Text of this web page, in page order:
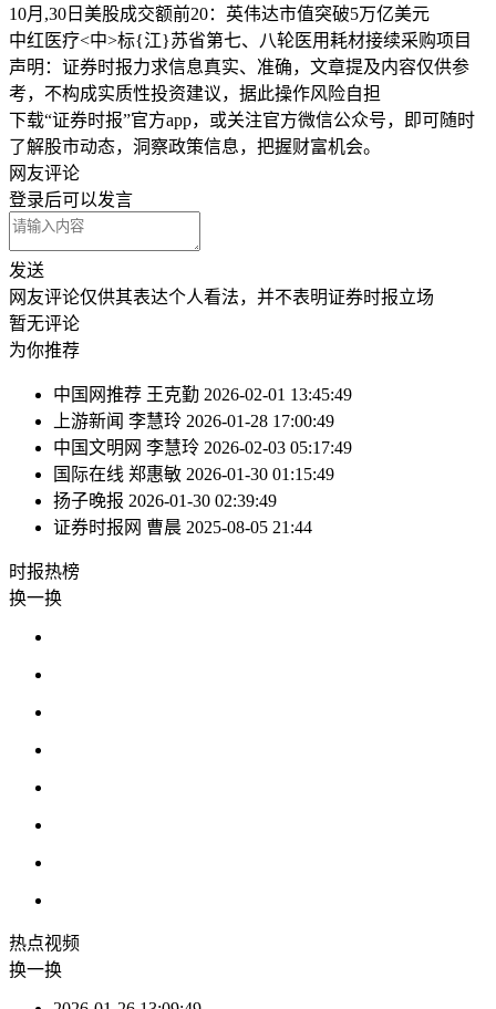
10月,30日美股成交额前20：英伟达市值突破5万亿美元
中红医疗<中>标{江}苏省第七、八轮医用耗材接续采购项目
声明：证券时报力求信息真实、准确，文章提及内容仅供参
考，不构成实质性投资建议，据此操作风险自担
下载“证券时报”官方app，或关注官方微信公众号，即可随时
了解股市动态，洞察政策信息，把握财富机会。
网友评论
登录后可以发言
发送
网友评论仅供其表达个人看法，并不表明证券时报立场
暂无评论
为你推荐
中国网推荐 王克勤 2026-02-01 13:45:49
上游新闻 李慧玲 2026-01-28 17:00:49
中国文明网 李慧玲 2026-02-03 05:17:49
国际在线 郑惠敏 2026-01-30 01:15:49
扬子晚报 2026-01-30 02:39:49
证券时报网 曹晨 2025-08-05 21:44
时报热榜
换一换
热点视频
换一换